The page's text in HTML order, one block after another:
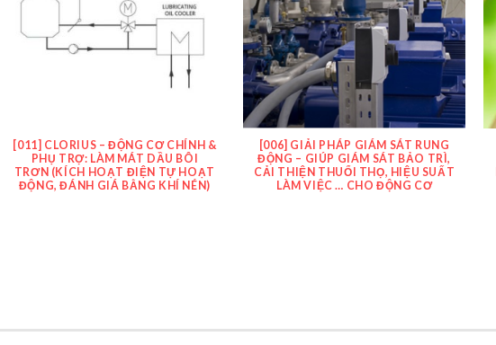
[011] CLORIUS – ĐỘNG CƠ CHÍNH &
PHỤ TRỢ: LÀM MÁT DẦU BÔI
TRƠN (KÍCH HOẠT ĐIỆN TỰ HOẠT
ĐỘNG, ĐÁNH GIÁ BẰNG KHÍ NÉN)
[006] GIẢI PHÁP GIÁM SÁT RUNG
ĐỘNG – GIÚP GIÁM SÁT BẢO TRÌ,
CẢI THIỆN THUỔI THỌ, HIỆU SUẤT
LÀM VIỆC … CHO ĐỘNG CƠ